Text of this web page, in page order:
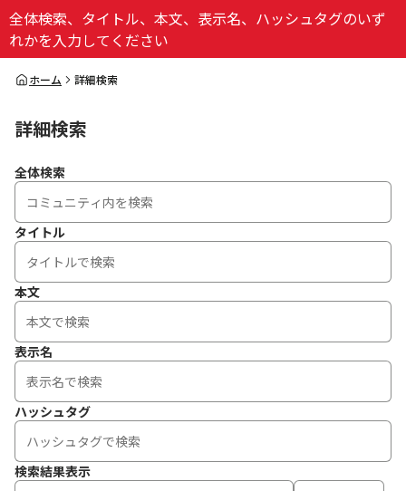
全体検索、タイトル、本文、表示名、ハッシュタグのいず
れかを入力してください
全体検索
ログイン
ホーム 詳細検索
詳細検索
全体検索
タイトル
本文
表示名
ハッシュタグ
検索結果表示